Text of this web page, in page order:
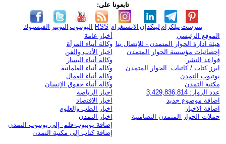
تابعونا على:
الفيسبوك التويتر اليوتيوب RSS الانستغرام لينكدإن تيلكرامبنترست
الموقع الرئيسي
هيئة ادارة الحوار المتمدن - للإتصال بنا
إحصائيات مؤسسة الحوار المتمدن
قواعد النشر
ابرز كتاب / كاتبات الحوار المتمدن
يوتيوب التمدن
مكتبة التمدن
عدد الزوار: 3,429,836,814
اضافة موضوع جديد
اضافة الاخبار
حملات الحوار المتمدن التضامنية
أخبار عامة
وكالة أنباء المرأة
اخبار الأدب والفن
وكالة أنباء اليسار
وكالة أنباء العلمانية
وكالة أنباء العمال
وكالة أنباء حقوق الإنسان
اخبار الرياضة
اخبار الاقتصاد
اخبار الطب والعلوم
اخبار التمدن
إضافة يوتيوب-فلم إلى يوتيوب التمدن
إضافة كتاب إلى مكتبة التمدن